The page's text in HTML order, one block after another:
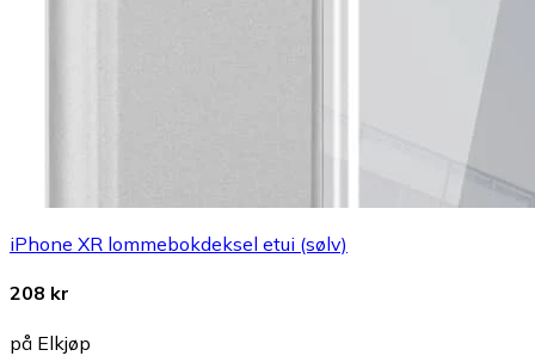
iPhone XR lommebokdeksel etui (sølv)
208 kr
på Elkjøp